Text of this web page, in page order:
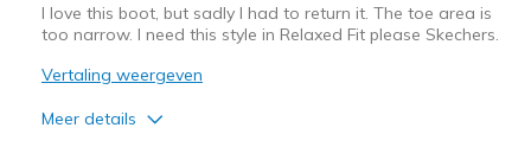
I love this boot, but sadly I had to return it. The toe area is
too narrow. I need this style in Relaxed Fit please Skechers.
Vertaling weergeven
Meer details